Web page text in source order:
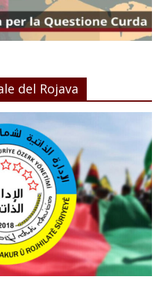
del Rojava